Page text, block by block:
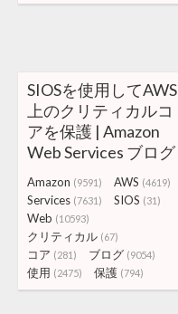
SIOSを使用してAWS
上のクリティカルコ
アを保護 | Amazon
Web Services ブログ
Amazon (9591) AWS (4619)
Services (7631) SIOS (31)
Web (10593)
クリティカル (67)
コア (281) ブログ (9054)
使用 (2475) 保護 (794)